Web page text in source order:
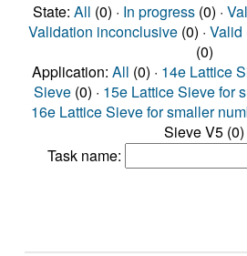
State: All (0) · In progress(0) ·
Validation inconclusive(0) · Valid
(0)
Application: All (0) · 14e Lattice
Sieve (0) · 15e Lattice Sieve for
16e Lattice Sieve for smaller
Sieve V5 (0)
Task name: